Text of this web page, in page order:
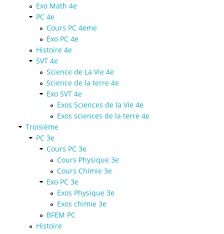
Exo Math 4e
PC 4e
Cours PC 4eme
Exo PC 4e
Histoire 4e
SVT 4e
Science de La Vie 4e
Science de la terre 4e
Exo SVT 4e
Exos Sciences de la Vie 4e
Exos sciences de la terre 4e
Troisième
PC 3e
Cours PC 3e
Cours Physique 3e
Cours Chimie 3e
Exo PC 3e
Exos Physique 3e
Exos chimie 3e
BFEM PC
Histoire